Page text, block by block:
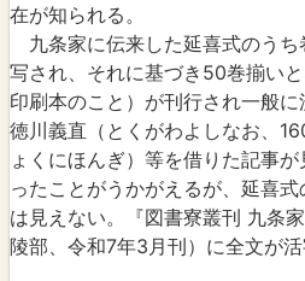
在が知られる。
九条家に伝来した延喜式のう
写され、それに基づき50巻揃いと
印刷本のこと）が刊行され一般に
徳川義直（とくがわよしなお、
ょくにほんぎ）等を借りた記事
ったことがうかがえるが、延喜
は見えない。『図書寮叢刊 九条
陵部、令和7年3月刊）に全文が活